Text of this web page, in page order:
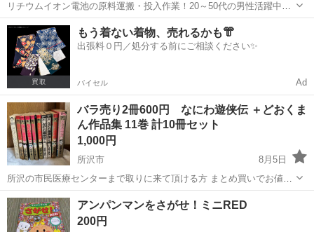
リチウムイオン電池の原料運搬・投入作業！20～50代の男性活躍中★
ワンルーム寮完備！赴任旅費会社負担！年間休日130日★フォークリフ
ト免許お持ちの方、活躍中！就業先食堂利用可★《神奈川県相模原
市》 人気の工場のお仕事 ◇電...
神奈川 相模原市 南橋本駅 その他
もう着ない着物、売れるかも👘
出張料０円／処分する前にご相談ください✨
バイセル Ad
バラ売り2冊600円 なにわ遊侠伝 ＋どおくま
ん作品集 11巻 計10冊セット
1,000円
所沢市
8月5日
所沢の市民医療センターまで取りに来て頂ける方 まとめ買いでお値引
き可能です。 是非他の商品もご覧下さい どおくまんプロによる青年漫
画「なにわ遊侠伝」シリーズ9冊と「どおくまん作品集」1冊の計10冊
セットです。 ...
埼玉 所沢市 マンガ、コミック、アニメ
アンパンマンをさがせ！ミニRED
200円